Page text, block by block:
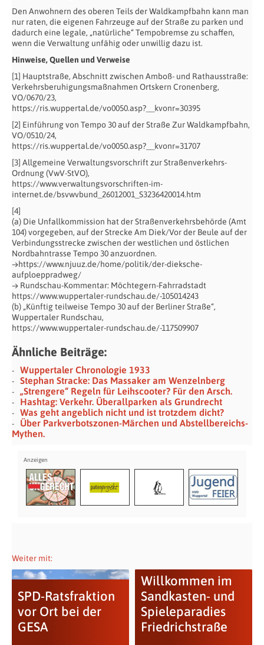
Den Anwohnern des oberen Teils der Waldkampfbahn kann man
nur raten, die eigenen Fahrzeuge auf der Straße zu parken und
dadurch eine legale, „natürliche“ Tempobremse zu schaffen,
wenn die Verwaltung unfähig oder unwillig dazu ist.
Hinweise, Quellen und Verweise
[1] Hauptstraße, Abschnitt zwischen Amboß- und Rathausstraße:
Verkehrsberuhigungsmaßnahmen Ortskern Cronenberg,
VO/0670/23,
https://ris.wuppertal.de/vo0050.asp?__kvonr=30395
[2] Einführung von Tempo 30 auf der Straße Zur Waldkampfbahn,
VO/0510/24,
https://ris.wuppertal.de/vo0050.asp?__kvonr=31707
[3] Allgemeine Verwaltungsvorschrift zur Straßenverkehrs-
Ordnung (VwV-StVO),
https://www.verwaltungsvorschriften-im-
internet.de/bsvwvbund_26012001_S3236420014.htm
[4]
(a) Die Unfallkommission hat der Straßenverkehrsbehörde (Amt
104) vorgegeben, auf der Strecke Am Diek/Vor der Beule auf der
Verbindungsstrecke zwischen der westlichen und östlichen
Nordbahntrasse Tempo 30 anzuordnen.
→https://www.njuuz.de/home/politik/der-dieksche-
aufploeppradweg/
→ Rundschau-Kommentar: Möchtegern-Fahrradstadt
https://www.wuppertaler-rundschau.de/-105014243
(b) „Künftig teilweise Tempo 30 auf der Berliner Straße“,
Wuppertaler Rundschau,
https://www.wuppertaler-rundschau.de/-117509907
Ähnliche Beiträge:
Wuppertaler Chronologie 1933
Stephan Stracke: Das Massaker am Wenzelnberg
„Strengere“ Regeln für Leihscooter? Für den Arsch.
Hashtag: Verkehr. Überallparken als Grundrecht
Was geht angeblich nicht und ist trotzdem dicht?
Über Parkverbotszonen-Märchen und Abstellbereichs-
Mythen.
Weiter mit:
SPD-Ratsfraktion
vor Ort bei der
GESA
Willkommen im
Sandkasten- und
Spieleparadies
Friedrichstraße